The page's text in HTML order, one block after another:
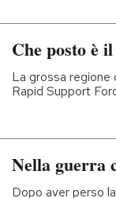
Che posto è
La grossa regione
Rapid Support
Nella guerra
Dopo aver perso